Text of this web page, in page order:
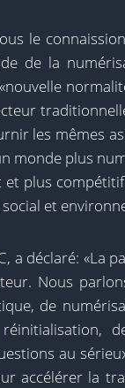
le
de la
les mêmes
monde plus
plus
et
a déclaré: «La
Nous
de
au
accélérer la